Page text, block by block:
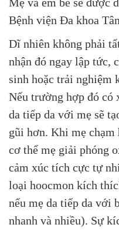
Bệnh viện Đa khoa
Dĩ nhiên không phải
nhận đó ngay lập tức,
sinh hoặc trải nghiệm
Nếu trường hợp đó có
da tiếp da với mẹ sẽ
gũi hơn. Khi mẹ chạm
cơ thể mẹ giải phóng
cảm xúc tích cực tự
loại hoocmon kích
nếu mẹ da tiếp da với
nhanh và nhiều). Sự